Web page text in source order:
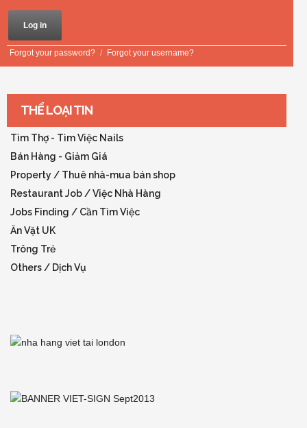
Forgot your password? / Forgot your username?
THỂ LOẠI TIN
Tìm Thợ - Tìm Việc Nails
Bán Hàng - Giảm Giá
Property / Thuê nhà-mua bán shop
Restaurant Job / Việc Nhà Hàng
Jobs Finding / Cần Tìm Việc
Ăn Vặt UK
Trông Trẻ
Others / Dịch Vụ